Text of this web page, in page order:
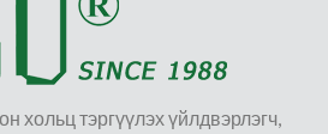
хольц тэргүүлэх үйлдвэрлэгч,